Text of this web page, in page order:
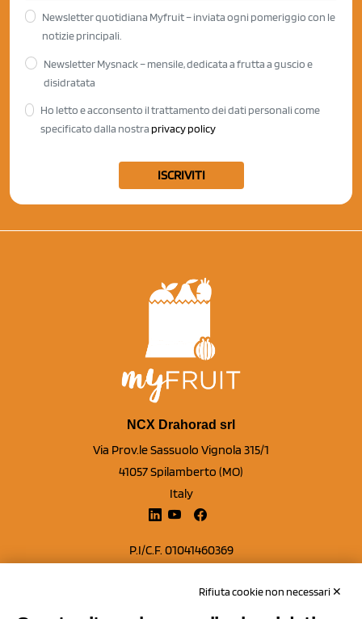
Newsletter quotidiana Myfruit – inviata ogni pomeriggio con le
notizie principali.
Newsletter Mysnack – mensile, dedicata a frutta a guscio e
disidratata
Ho letto e acconsento il trattamento dei dati personali come
specificato dalla nostra privacy policy
ISCRIVITI
NCX Drahorad srl
Via Prov.le Sassuolo Vignola 315/1
41057 Spilamberto (MO)
Italy
P.I/C.F. 01041460369
Capitale sociale Euro 50.000,00 i.v.Rifiuta cookie non necessari ✕